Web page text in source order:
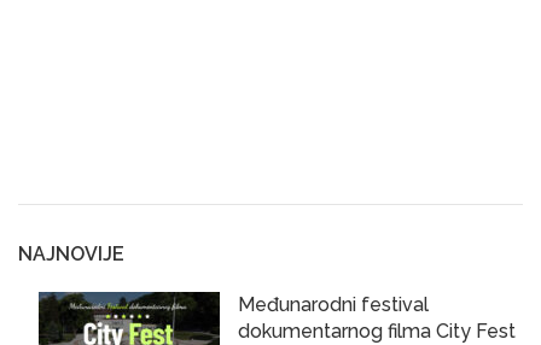
NAJNOVIJE
Međunarodni festival
dokumentarnog filma City Fest